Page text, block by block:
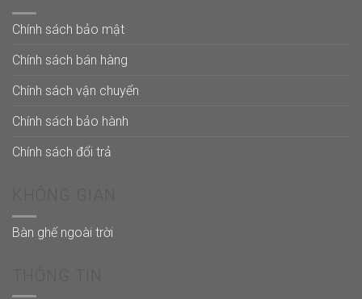
Chính sách bảo mật
Chính sách bán hàng
Chính sách vận chuyển
Chính sách bảo hành
Chính sách đổi trả
Bàn ghế ngoài trời